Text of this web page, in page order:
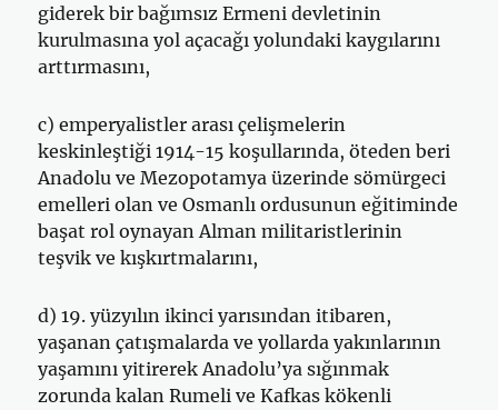
giderek bir bağımsız Ermeni devletinin
kurulmasına yol açacağı yolundaki kaygılarını
arttırmasını,
c) emperyalistler arası çelişmelerin
keskinleştiği 1914-15 koşullarında, öteden beri
Anadolu ve Mezopotamya üzerinde sömürgeci
emelleri olan ve Osmanlı ordusunun eğitiminde
başat rol oynayan Alman militaristlerinin
teşvik ve kışkırtmalarını,
d) 19. yüzyılın ikinci yarısından itibaren,
yaşanan çatışmalarda ve yollarda yakınlarının
yaşamını yitirerek Anadolu’ya sığınmak
zorunda kalan Rumeli ve Kafkas kökenli